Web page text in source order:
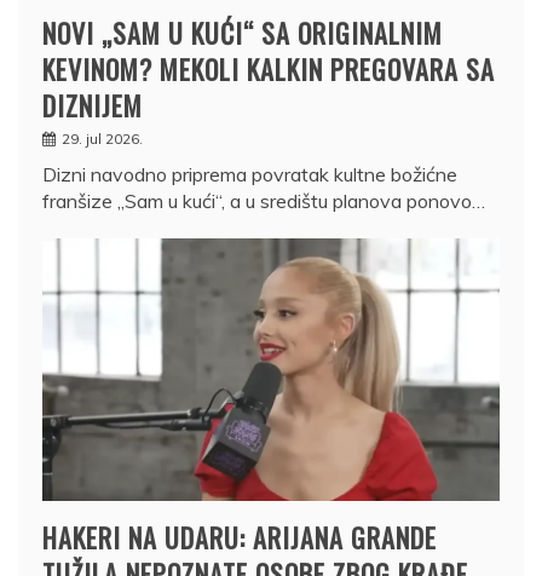
NOVI „SAM U KUĆI“ SA ORIGINALNIM
KEVINOM? MEKOLI KALKIN PREGOVARA SA
DIZNIJEM
29. jul 2026.
Dizni navodno priprema povratak kultne božićne
franšize „Sam u kući“, a u središtu planova ponovo…
HAKERI NA UDARU: ARIJANA GRANDE